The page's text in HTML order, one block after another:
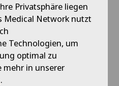
Privatsphäre liegen
Medical Network nutzt
Technologien, um
optimal zu
mehr in unserer
.